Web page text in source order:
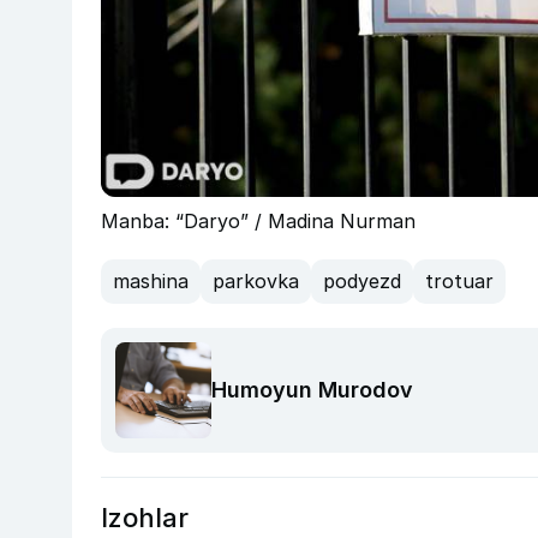
Manba: “Daryo” / Madina Nurman
mashina parkovka podyezd trotuar
Humoyun Murodov
Izohlar